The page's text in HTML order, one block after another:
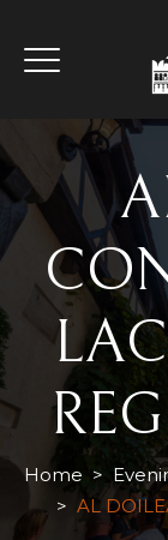
CUMPĂRĂ BILET
Home >
> AL